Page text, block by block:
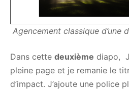
Agencement classique d’une
Dans cette deuxième diapo,
pleine page et je remanie le
d’impact. J’ajoute une police